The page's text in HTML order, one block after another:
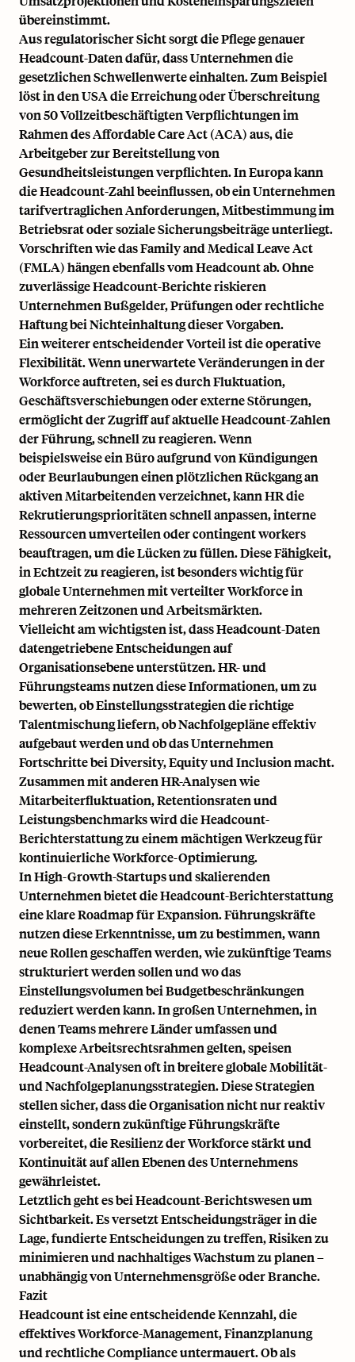
übereinstimmt.
Aus regulatorischer Sicht sorgt die Pflege genauer
Headcount-Daten dafür, dass Unternehmen die
gesetzlichen Schwellenwerte einhalten. Zum Beispiel
löst in den USA die Erreichung oder Überschreitung
von 50 Vollzeitbeschäftigten Verpflichtungen im
Rahmen des Affordable Care Act (ACA) aus, die
Arbeitgeber zur Bereitstellung von
Gesundheitsleistungen verpflichten. In Europa kann
die Headcount-Zahl beeinflussen, ob ein Unternehmen
tarifvertraglichen Anforderungen, Mitbestimmung im
Betriebsrat odersoziale Sicherungsbeiträgeunterliegt.
Vorschriften wie dasFamily and Medical Leave Act
(FMLA)hängen ebenfalls vom Headcount ab. Ohne
zuverlässige Headcount-Berichte riskieren
Unternehmen Bußgelder, Prüfungen oder rechtliche
Haftung bei Nichteinhaltung dieser Vorgaben.
Ein weiterer entscheidender Vorteil ist die operative
Flexibilität. Wenn unerwartete Veränderungen in der
Workforce auftreten, sei es durch Fluktuation,
Geschäftsverschiebungen oder externe Störungen,
ermöglicht der Zugriff auf aktuelle Headcount-Zahlen
der Führung, schnell zu reagieren. Wenn
beispielsweise ein Büro aufgrund von Kündigungen
oder Beurlaubungen einen plötzlichen Rückgang an
aktiven Mitarbeitenden verzeichnet, kann HR die
Rekrutierungsprioritäten schnell anpassen, interne
Ressourcen umverteilen oder contingent workers
beauftragen, um die Lücken zu füllen. Diese Fähigkeit,
in Echtzeit zu reagieren, ist besonders wichtig für
globale Unternehmen mit verteilter Workforce in
mehreren Zeitzonen und Arbeitsmärkten.
Vielleicht am wichtigsten ist, dass Headcount-Daten
datengetriebene Entscheidungen auf
Organisationsebene unterstützen. HR- und
Führungsteams nutzen diese Informationen, um zu
bewerten, ob Einstellungsstrategien die richtige
Talentmischung liefern, ob Nachfolgepläne effektiv
aufgebaut werden und ob das Unternehmen
Fortschritte bei Diversity, Equity und Inclusion macht.
Zusammen mit anderen HR-Analysen wie
Mitarbeiterfluktuation, Retentionsraten und
Leistungsbenchmarkswird die Headcount-
Berichterstattung zu einem mächtigen Werkzeug für
kontinuierliche Workforce-Optimierung.
In High-Growth-Startups und skalierenden
Unternehmen bietet die Headcount-Berichterstattung
eine klare Roadmap für Expansion. Führungskräfte
nutzen diese Erkenntnisse, um zu bestimmen, wann
neue Rollen geschaffen werden, wie zukünftige Teams
strukturiert werden sollen und wo das
Einstellungsvolumen bei Budgetbeschränkungen
reduziert werden kann. In großen Unternehmen, in
denen Teams mehrere Länder umfassen und
komplexe Arbeitsrechtsrahmen gelten, speisen
Headcount-Analysen oft in breitereglobale Mobilität-
und Nachfolgeplanungsstrategien. Diese Strategien
stellen sicher, dass die Organisation nicht nur reaktiv
einstellt, sondern zukünftige Führungskräfte
vorbereitet, die Resilienz der Workforce stärkt und
Kontinuität auf allen Ebenen des Unternehmens
gewährleistet.
Letztlich geht es bei Headcount-Berichtswesen um
Sichtbarkeit. Es versetzt Entscheidungsträger in die
Lage, fundierte Entscheidungen zu treffen, Risiken zu
minimieren und nachhaltiges Wachstum zu planen –
unabhängig von Unternehmensgröße oder Branche.
Fazit
Headcount ist eine entscheidende Kennzahl, die
effektives Workforce-Management, Finanzplanung
und rechtliche Compliance untermauert. Ob als